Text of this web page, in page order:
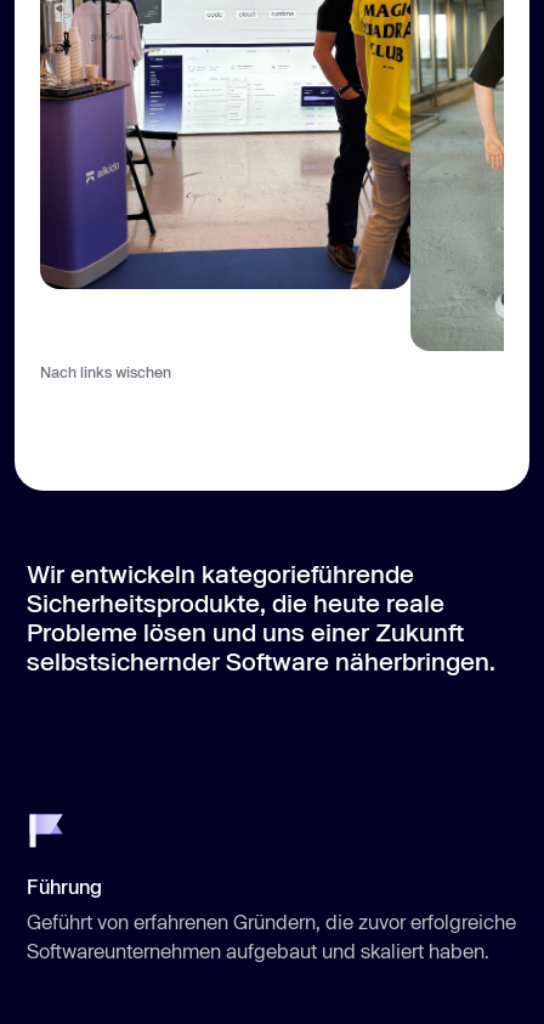
Nach links wischen
Wir entwickeln kategorieführende
Sicherheitsprodukte, die heute reale
Probleme lösen und uns einer Zukunft
selbstsichernder Software näherbringen.
Führung
Geführt von erfahrenen Gründern, die zuvor erfolgreiche
Softwareunternehmen aufgebaut und skaliert haben.